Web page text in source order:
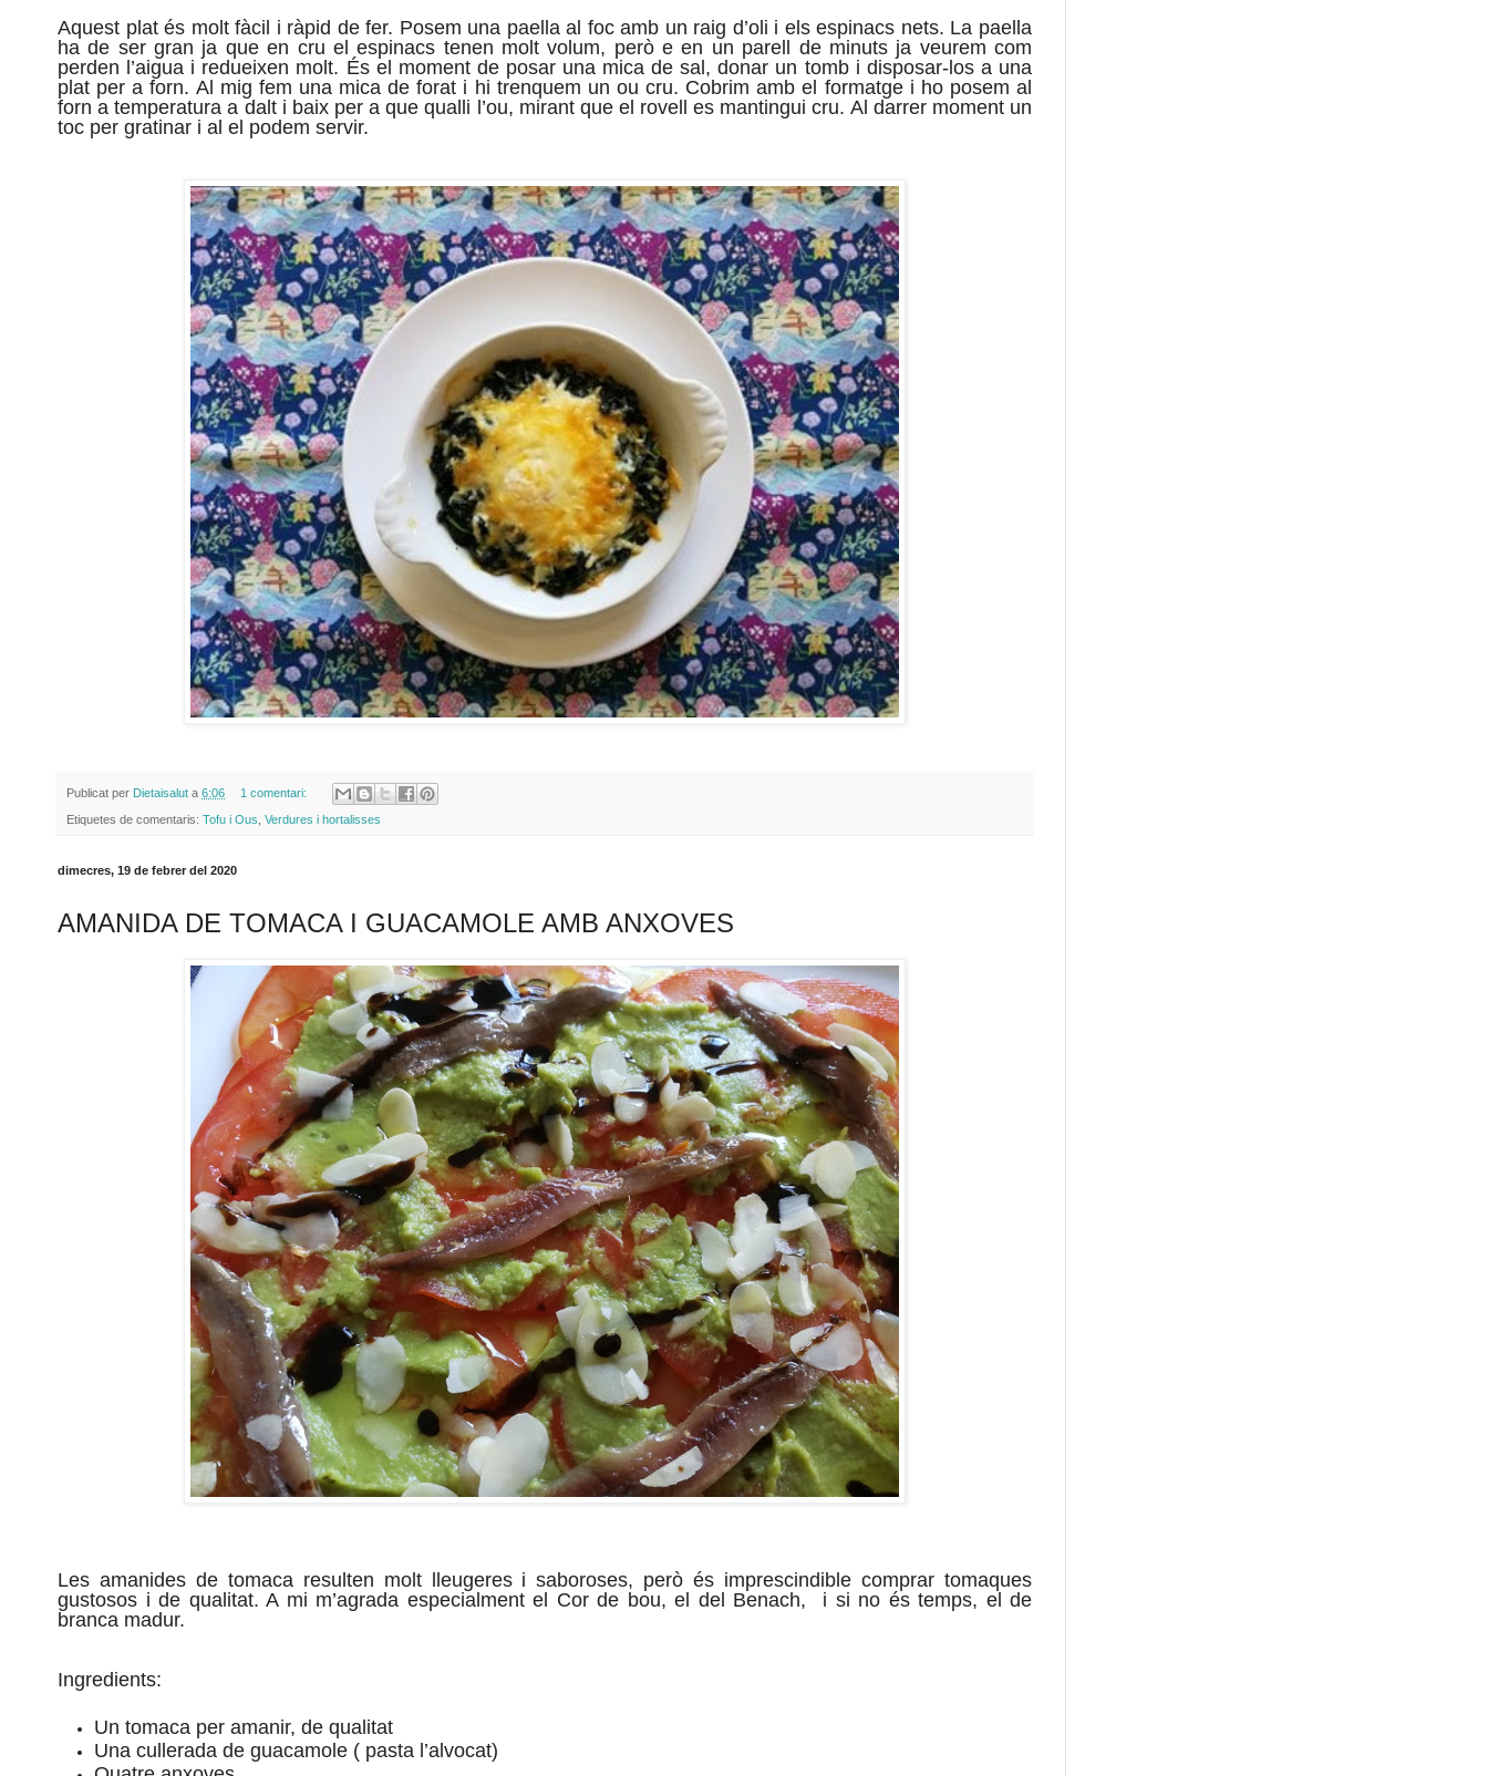
Aquest plat és molt fàcil i ràpid de fer. Posem una paella al foc amb un raig d’oli i els espinacs nets. La paella
ha de ser gran ja que en cru el espinacs tenen molt volum, però e en un parell de minuts ja veurem com
perden l’aigua i redueixen molt. És el moment de posar una mica de sal, donar un tomb i disposar-los a una
plat per a forn. Al mig fem una mica de forat i hi trenquem un ou cru. Cobrim amb el formatge i ho posem al
forn a temperatura a dalt i baix per a que qualli l’ou, mirant que el rovell es mantingui cru. Al darrer moment un
toc per gratinar i al el podem servir.
Publicat per Dietaisalut a 6:06 1 comentari:
Etiquetes de comentaris: Tofu i Ous Verdures i hortalisses
dimecres, 19 de febrer del 2020
AMANIDA DE TOMACA I GUACAMOLE AMB ANXOVES
Les amanides de tomaca resulten molt lleugeres i saboroses, però és imprescindible comprar tomaques
gustosos i de qualitat. A mi m’agrada especialment el Cor de bou, el del Benach, i si no és temps, el de
branca madur.
Ingredients:
Un tomaca per amanir, de qualitat
Una cullerada de guacamole ( pasta l’alvocat)